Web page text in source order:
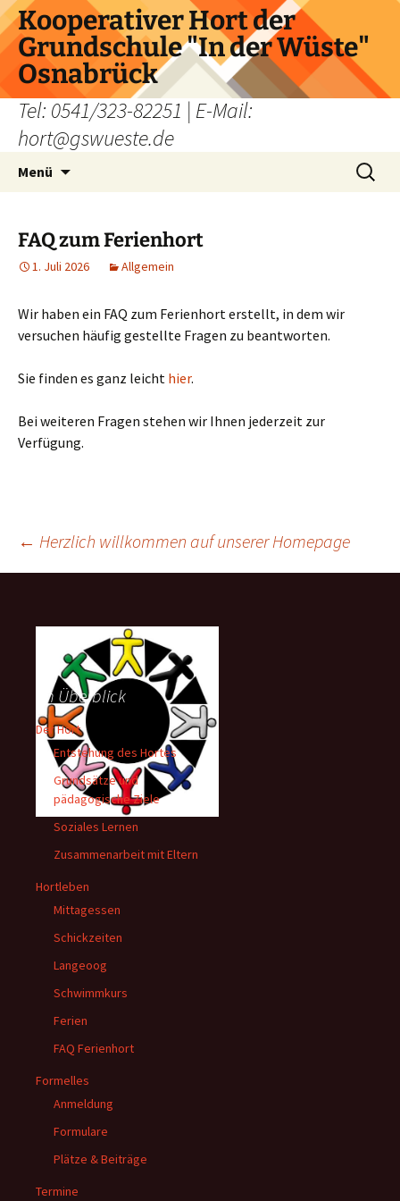
Zum
Inhalt
springen
Kooperativer Hort der
Grundschule "In der Wüste"
Osnabrück
Tel: 0541/323-82251 | E-Mail:
hort@gswueste.de
Menü
Suchen
nach:
FAQ zum Ferienhort
1. Juli 2026 Allgemein
Wir haben ein FAQ zum Ferienhort erstellt, in dem wir
versuchen häufig gestellte Fragen zu beantworten.
Sie finden es ganz leicht hier.
Bei weiteren Fragen stehen wir Ihnen jederzeit zur
Verfügung.
Beitragsnavigation
← Herzlich willkommen auf unserer Homepage
Im Überblick
Der Hort
Entstehung des Hortes
Grundsätze und
pädagogische Ziele
Soziales Lernen
Zusammenarbeit mit Eltern
Hortleben
Mittagessen
Schickzeiten
Langeoog
Schwimmkurs
Ferien
FAQ Ferienhort
Formelles
Anmeldung
Formulare
Plätze & Beiträge
Termine